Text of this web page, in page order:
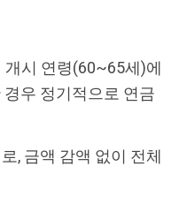
개시 연령(60~65세)에
우 정기적으로 연금
, 금액 감액 없이 전체